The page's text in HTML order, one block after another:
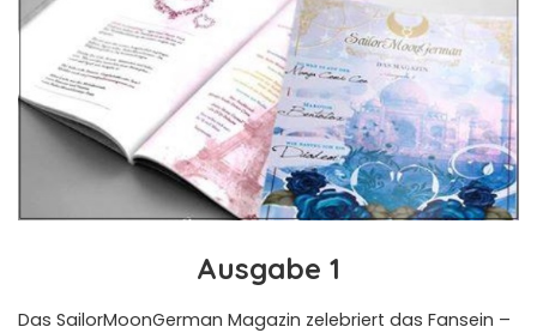
Ausgabe 1
Das SailorMoonGerman Magazin zelebriert das Fansein –